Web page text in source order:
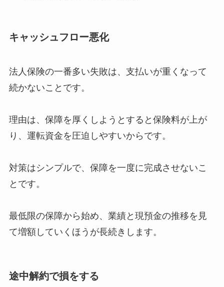
キャッシュフロー悪化
法人保険の一番多い失敗は、支払いが重くなって
続かないことです。
理由は、保障を厚くしようとすると保険料が上が
り、運転資金を圧迫しやすいからです。
対策はシンプルで、保障を一度に完成させないこ
とです。
最低限の保障から始め、業績と現預金の推移を見
て増額していくほうが長続きします。
途中解約で損をする